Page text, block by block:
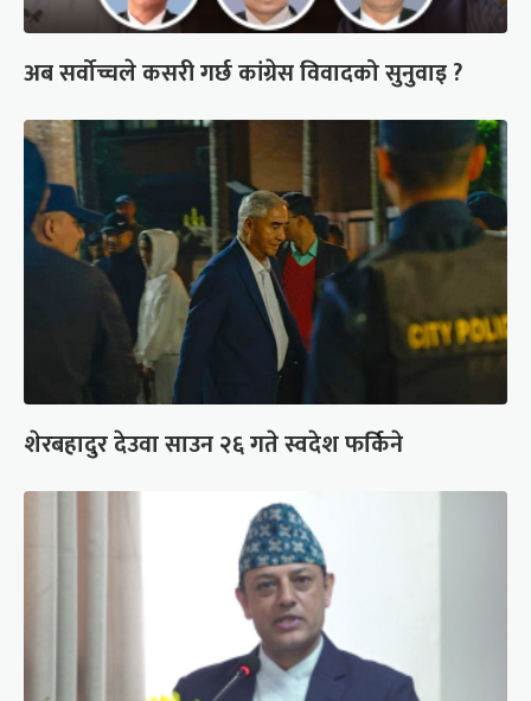
अब सर्वोच्चले कसरी गर्छ कांग्रेस विवादको सुनुवाइ ?
शेरबहादुर देउवा साउन २६ गते स्वदेश फर्किने